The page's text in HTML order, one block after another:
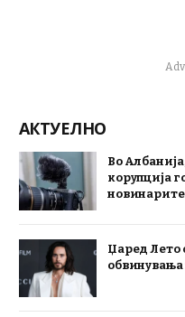
АКТУЕЛНО
Во
корупција
новинарите
Џаред Лето
обвинувања